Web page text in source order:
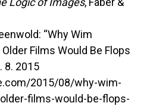
“Why Wim
Films Would Be Flops
8. 2015
2015/08/why-wim-
films-would-be-flops-